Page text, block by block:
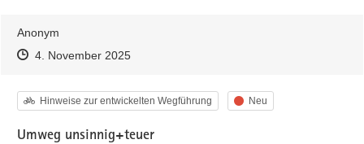
Anonym
Zeitpunkt des Erstellens
Zeitpunkt des Erstellens
4. November 2025Zur Äußerung
Kategorie
Hinweise zur entwickelten Wegführung Status
Neu
Umweg unsinnig+teuer